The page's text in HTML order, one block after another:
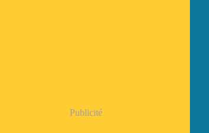
Publicité